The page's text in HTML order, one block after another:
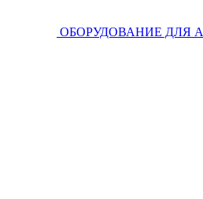
ОБОРУДОВАНИЕ ДЛЯ